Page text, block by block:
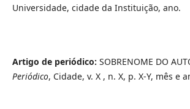
Universidade, cidade da Instituição, ano.
Artigo de periódico: SOBRENOME DO
Periódico, Cidade, v. X , n. X, p. X-Y, mês e